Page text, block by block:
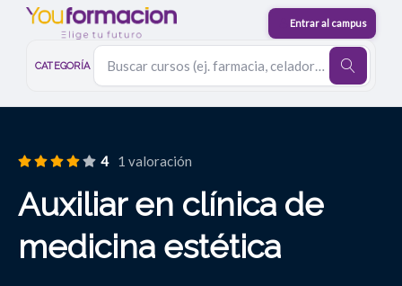
CATEGORÍA
4 1 valoración
Auxiliar en clínica de
medicina estética